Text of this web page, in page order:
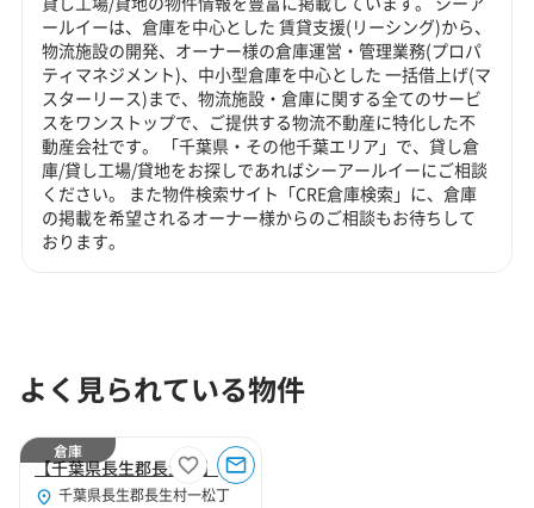
ールイーは、倉庫を中心とした 賃貸支援(リーシング)から、
物流施設の開発、オーナー様の倉庫運営・管理業務(プロパ
ティマネジメント)、中小型倉庫を中心とした 一括借上げ(マ
スターリース)まで、物流施設・倉庫に関する全てのサービ
スをワンストップで、ご提供する物流不動産に特化した不
動産会社です。 「千葉県・その他千葉エリア」で、貸し倉
庫/貸し工場/貸地をお探しであればシーアールイーにご相談
ください。 また物件検索サイト「CRE倉庫検索」に、倉庫
の掲載を希望されるオーナー様からのご相談もお待ちして
おります。
よく見られている物件
【千葉県長生郡長生村】長生郡長生村一松丁400坪倉庫
千葉県長生郡長生村一松丁
倉庫